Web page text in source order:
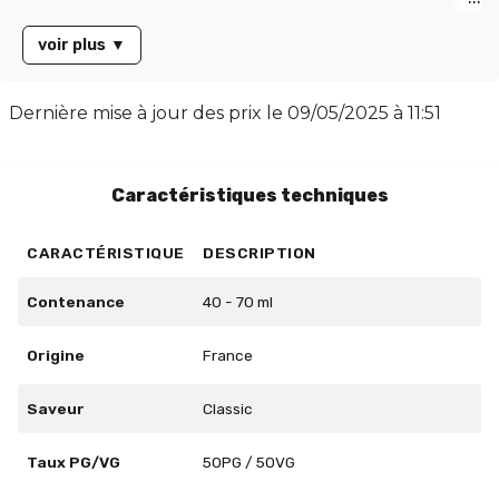
voir plus ▼
Dernière mise à jour des prix le 09/05/2025 à 11:51
Caractéristiques techniques
CARACTÉRISTIQUE DESCRIPTION
Contenance 40 - 70 ml
Origine France
Saveur Classic
Taux PG/VG 50PG / 50VG